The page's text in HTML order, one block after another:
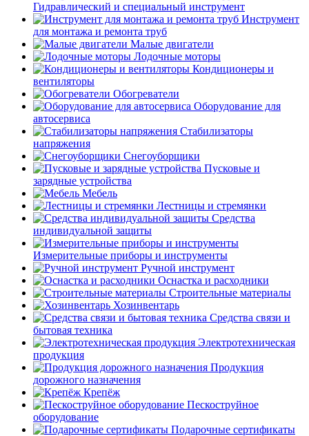
Гидравлический и специальный инструмент
Инструмент
для монтажа и ремонта труб
Малые двигатели
Лодочные моторы
Кондиционеры и
вентиляторы
Обогреватели
Оборудование для
автосервиса
Стабилизаторы
напряжения
Снегоуборщики
Пусковые и
зарядные устройства
Мебель
Лестницы и стремянки
Средства
индивидуальной защиты
Измерительные приборы и инструменты
Ручной инструмент
Оснастка и расходники
Строительные материалы
Хозинвентарь
Средства связи и
бытовая техника
Электротехническая
продукция
Продукция
дорожного назначения
Крепёж
Пескоструйное
оборудование
Подарочные сертификаты